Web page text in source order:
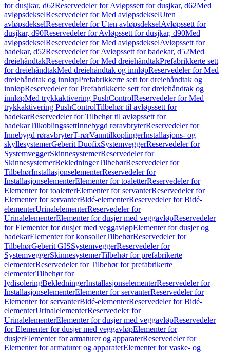
for dusjkar, d62Reservedeler for Avløpssett for dusjkar, d62Med
avløpsdekselReservedeler for Med avløpsdekselUten
avløpsdekselReservedeler for Uten avløpsdekselAvløpssett for
dusjkar, d90Reservedeler for Avløpssett for dusjkar, d90Med
avløpsdekselReservedeler for Med avløpsdekselAvløpssett for
badekar, d52Reservedeler for Avløpssett for badekar, d52Med
dreiehåndtakReservedeler for Med dreiehåndtakPrefabrikkerte sett
for dreiehåndtakMed dreiehåndtak og innløpReservedeler for Med
dreiehåndtak og innløpPrefabrikkerte sett for dreiehåndtak og
innløpReservedeler for Prefabrikkerte sett for dreiehåndtak og
innløpMed trykkaktivering PushControlReservedeler for Med
trykkaktivering PushControlTilbehør til avløpssett for
badekarReservedeler for Tilbehør til avløpssett for
badekarTilkoblingssettInnebygd røravbryterReservedeler for
Innebygd røravbryterT-rørVanntilkoplingerInstallasjons- og
skyllesystemerGeberit DuofixSystemveggerReservedeler for
SystemveggerSkinnesystemerReservedeler for
SkinnesystemerBekledningerTilbehørReservedeler for
TilbehørInstallasjonselementerReservedeler for
InstallasjonselementerElementer for toaletterReservedeler for
Elementer for toaletterElementer for servanterReservedeler for
Elementer for servanterBidé-elementerReservedeler for Bidé-
elementerUrinalelementerReservedeler for
UrinalelementerElementer for dusjer med veggavløpReservedeler
for Elementer for dusjer med veggavløpElementer for dusjer og
badekarElementer for konsollerTilbehørReservedeler for
TilbehørGeberit GISSystemveggerReservedeler for
SystemveggerSkinnesystemerTilbehør for prefabrikerte
elementerReservedeler for Tilbehør for prefabrikerte
elementerTilbehør for
lydisoleringBekledningerInstallasjonselementerReservedeler for
InstallasjonselementerElementer for servanterReservedeler for
Elementer for servanterBidé-elementerReservedeler for Bidé-
elementerUrinalelementerReservedeler for
UrinalelementerElementer for dusjer med veggavløpReservedeler
for Elementer for dusjer med veggavløpElementer for
dusjerElementer for armaturer og apparaterReservedeler for
Elementer for armaturer og apparaterElementer for vaske- og